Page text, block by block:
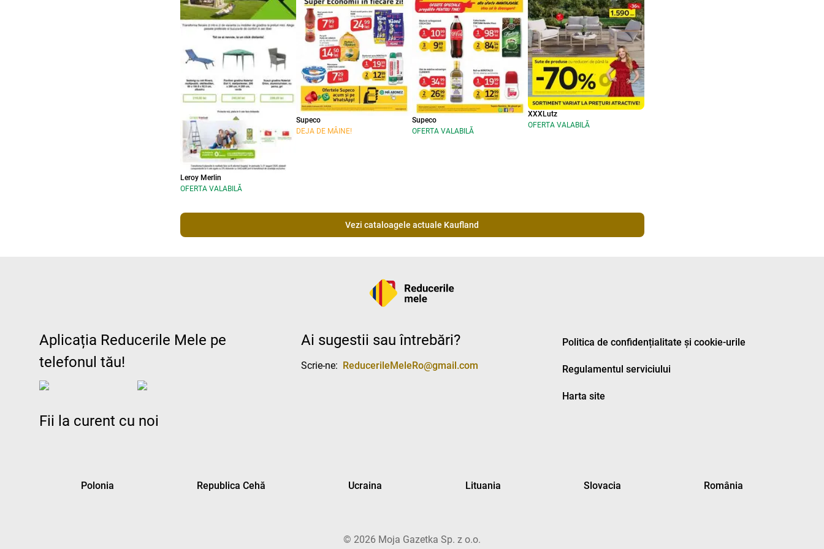
Leroy Merlin
OFERTA VALABILĂ
Supeco
DEJA DE MÂINE!
Supeco
OFERTA VALABILĂ
XXXLutz
OFERTA VALABILĂ
Vezi cataloagele actuale Kaufland
Aplicația Reducerile Mele pe
telefonul tău!
Fii la curent cu noi
Ai sugestii sau întrebări?
Scrie-ne: ReducerileMeleRo@gmail.com
Politica de confidențialitate și cookie-urile
Regulamentul serviciului
Harta site
Polonia Republica Cehă Ucraina Lituania Slovacia România
© 2026 Moja Gazetka Sp. z o.o.